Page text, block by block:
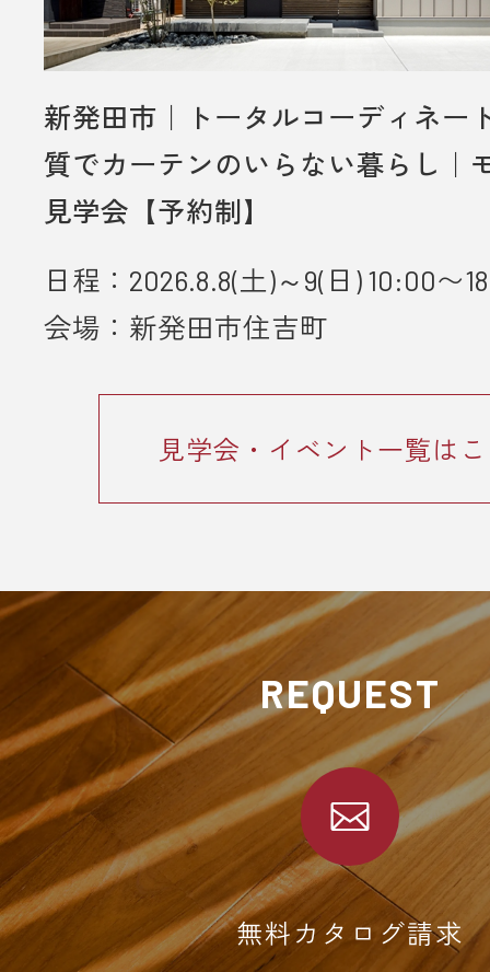
新発田市｜トータルコーディネー
質でカーテンのいらない暮らし｜
見学会【予約制】
日程：2026.8.8(土)～9(日) 10:00〜
会場：新発田市住吉町
見学会・イベント一覧は
REQUEST
無料カタログ請求